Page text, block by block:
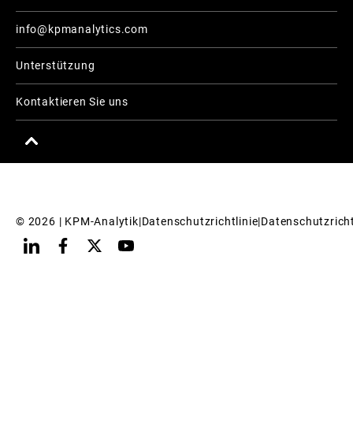
info@kpmanalytics.com
Unterstützung
Kontaktieren Sie uns
© 2026 | KPM-Analytik|Datenschutzrichtlinie|